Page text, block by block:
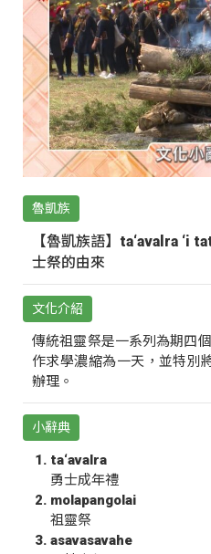
魯凱族
【魯凱族語】ta‘avalra ‘i
士祭的由來
文化介紹
傳統祖靈祭是一系列為期四
作求學濃縮為一天，並特別
辦理。
小辭典
ta‘avalra
勇士成年禮
molapangolai
祖靈祭
asavasavahe